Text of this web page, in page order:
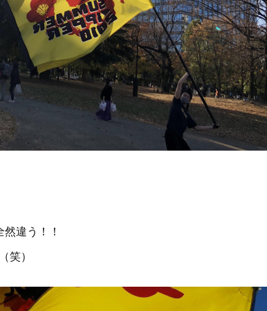
違う！！
笑）